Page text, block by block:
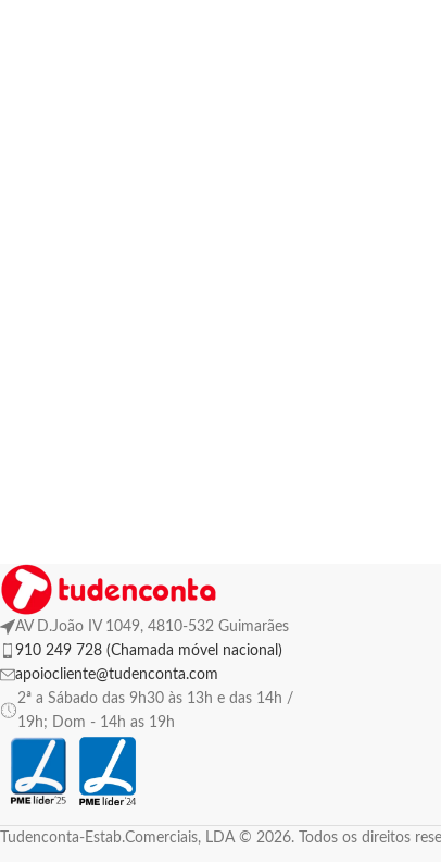
AV D.João IV 1049, 4810-532 Guimarães
910 249 728 (Chamada móvel nacional)
apoiocliente@tudenconta.com
2ª a Sábado das 9h30 às 13h e das 14h /
19h; Dom - 14h as 19h
Tudenconta-Estab.Comerciais, LDA © 2026. Todos os direitos